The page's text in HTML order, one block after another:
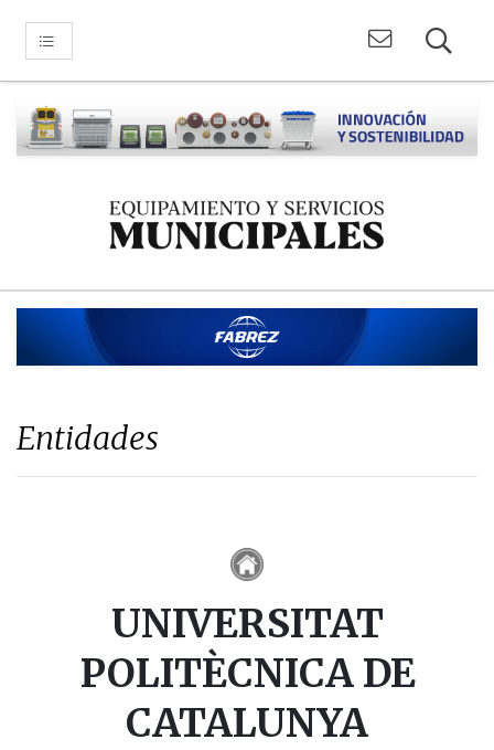
Entidades
UNIVERSITAT
POLITÈCNICA DE
CATALUNYA